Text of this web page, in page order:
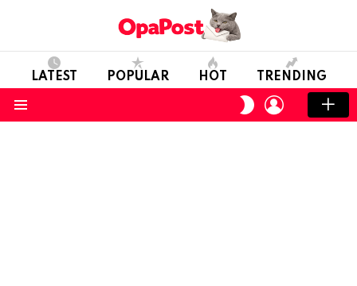
LATEST POPULAR HOT TRENDING
SWITCH
SKIN
LOGIN